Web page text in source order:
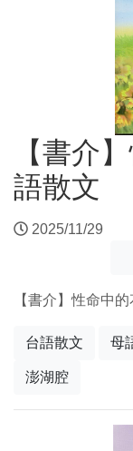
【書介
語散文
2025/11/29
【書介】性命中
台語散文 母
澎湖腔